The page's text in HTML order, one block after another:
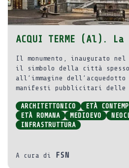
ACQUI TERME (Al).
Il monumento, inaugurato
il simbolo della città spesso
all’immagine dell’acquedotto
manifesti pubblicitari delle
ARCHITETTONICO
ETÀ
ETÀ ROMANA
MEDIOEVO
INFRASTRUTTURA
A cura di FSN